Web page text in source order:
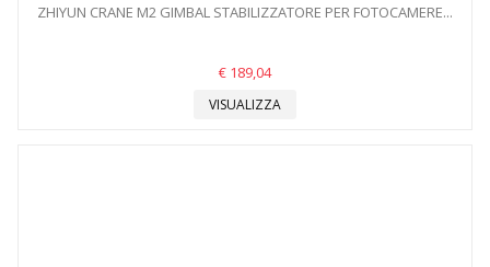
ZHIYUN CRANE M2 GIMBAL STABILIZZATORE PER FOTOCAMERE...
€ 189,04
VISUALIZZA